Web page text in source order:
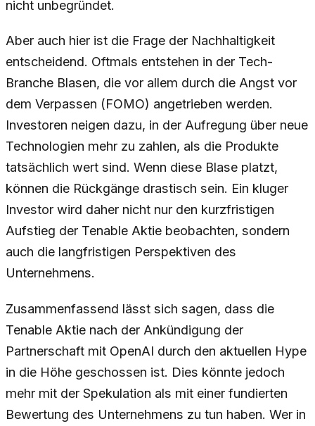
nicht unbegründet.
Aber auch hier ist die Frage der Nachhaltigkeit
entscheidend. Oftmals entstehen in der Tech-
Branche Blasen, die vor allem durch die Angst vor
dem Verpassen (FOMO) angetrieben werden.
Investoren neigen dazu, in der Aufregung über neue
Technologien mehr zu zahlen, als die Produkte
tatsächlich wert sind. Wenn diese Blase platzt,
können die Rückgänge drastisch sein. Ein kluger
Investor wird daher nicht nur den kurzfristigen
Aufstieg der Tenable Aktie beobachten, sondern
auch die langfristigen Perspektiven des
Unternehmens.
Zusammenfassend lässt sich sagen, dass die
Tenable Aktie nach der Ankündigung der
Partnerschaft mit OpenAI durch den aktuellen Hype
in die Höhe geschossen ist. Dies könnte jedoch
mehr mit der Spekulation als mit einer fundierten
Bewertung des Unternehmens zu tun haben. Wer in